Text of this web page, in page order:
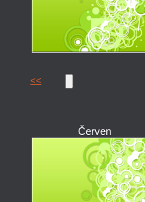
<<
Červen